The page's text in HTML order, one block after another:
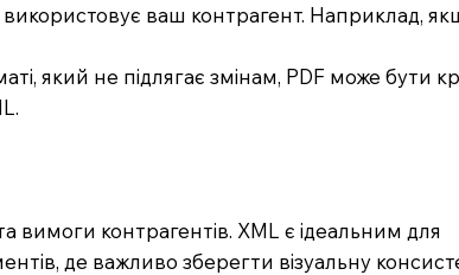
ваш контрагент. Наприклад,
який не підлягає змінам, PDF може бути
вимоги контрагентів. XML є ідеальним для
де важливо зберегти візуальну